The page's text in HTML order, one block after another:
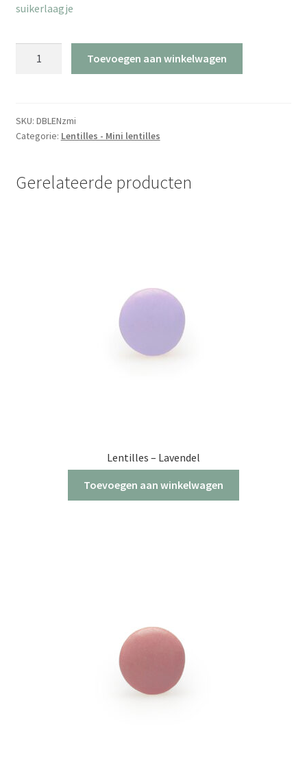
suikerlaagje
Toevoegen aan winkelwagen
SKU: DBLENzmi
Categorie: Lentilles - Mini lentilles
Gerelateerde producten
Lentilles – Lavendel
Toevoegen aan winkelwagen